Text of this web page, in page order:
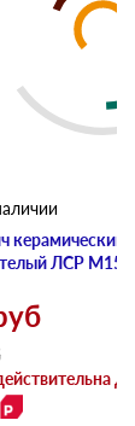
керамический
ЛСР